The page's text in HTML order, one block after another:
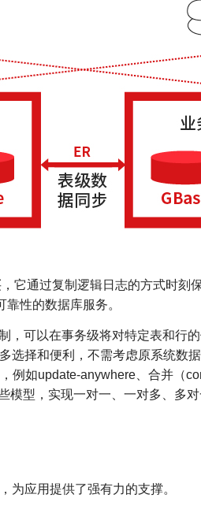
它通过复制逻辑日志的方式时刻
性的数据库服务。
可以在事务级将对特定表和行
选择和便利，不需考虑原系统数
例如update-anywhere、合并（
型，实现一对一、一对多、多
为应用提供了强有力的支撑。